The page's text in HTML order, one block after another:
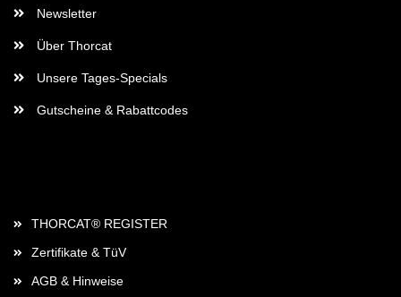
Newsletter
Über Thorcat
Unsere Tages-Specials
Gutscheine & Rabattcodes
THORCAT® REGISTER
Zertifikate & TüV
AGB & Hinweise